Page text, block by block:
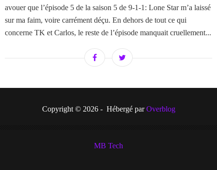
avouer que l’épisode 5 de la saison 5 de 9-1-1: Lone Star m’a laissé
sur ma faim, voire carrément déçu. En dehors de tout ce qui
concerne TK et Carlos, le reste de l’épisode manquait cruellement...
Copyright © 2026 - Hébergé parOverblog
MB Tech